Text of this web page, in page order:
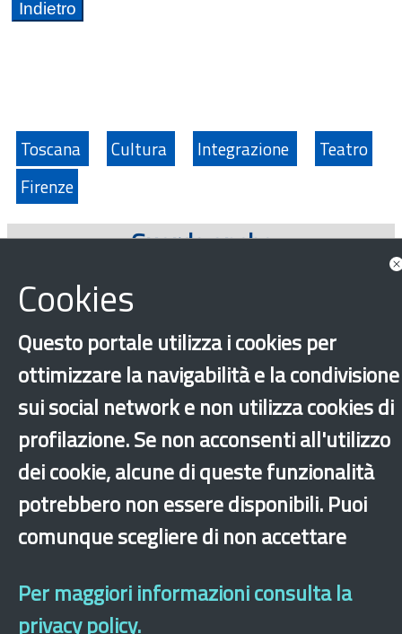
Toscana Cultura Integrazione
Teatro
Firenze
Guarda anche
Approfondimenti
×
Cookies
Questo portale utilizza i cookies per
ottimizzare la navigabilità e la condivisione
sui social network e non utilizza cookies di
profilazione. Se non acconsenti all'utilizzo
dei cookie, alcune di queste funzionalità
potrebbero non essere disponibili. Puoi
comunque scegliere di non accettare
Per maggiori informazioni consulta la
privacy policy.
Sito archeologico